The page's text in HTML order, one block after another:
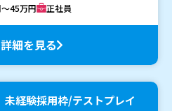
45万円 正社員
細を見る
未経験採用枠/テストプレイ